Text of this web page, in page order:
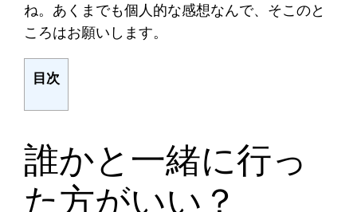
ね。あくまでも個人的な感想なんで、そこのと
ころはお願いします。
目次
誰かと一緒に行っ
た方がいい？